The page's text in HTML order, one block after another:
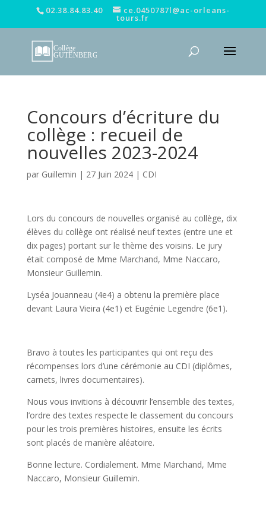
02.38.84.83.40 ce.0450787l@ac-orleans-
tours.fr
Concours d’écriture du
collège : recueil de
nouvelles 2023-2024
par Guillemin | 27 Juin 2024| CDI
Lors du concours de nouvelles organisé au collège, dix
élèves du collège ont réalisé neuf textes (entre une et
dix pages) portant sur le thème des voisins. Le jury
était composé de Mme Marchand, Mme Naccaro,
Monsieur Guillemin.
Lyséa Jouanneau (4e4) a obtenu la première place
devant Laura Vieira (4e1) et Eugénie Legendre (6e1).
Bravo à toutes les participantes qui ont reçu des
récompenses lors d’une cérémonie au CDI (diplômes,
carnets, livres documentaires).
Nous vous invitions à découvrir l’ensemble des textes,
l’ordre des textes respecte le classement du concours
pour les trois premières histoires, ensuite les écrits
sont placés de manière aléatoire.
Bonne lecture. Cordialement. Mme Marchand, Mme
Naccaro, Monsieur Guillemin.